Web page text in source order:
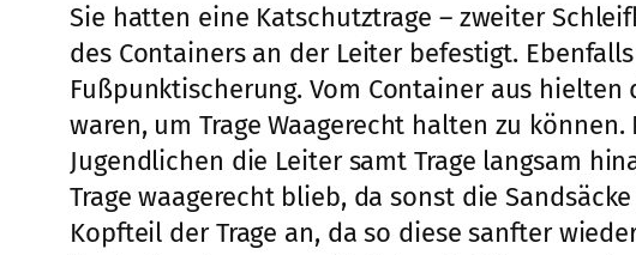
Sie hatten eine Katschutztrage – zweiter
des Containers an der Leiter befestigt.
Fußpunktischerung. Vom Container aus
waren, um Trage Waagerecht halten zu
Jugendlichen die Leiter samt Trage langsam
Trage waagerecht blieb, da sonst die
Kopfteil der Trage an, da so diese sanfter